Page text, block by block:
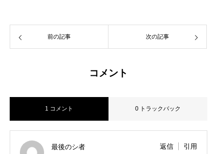
前の記事 次の記事
コメント
1 コメント 0 トラックバック
最後のシ者
返信 引用